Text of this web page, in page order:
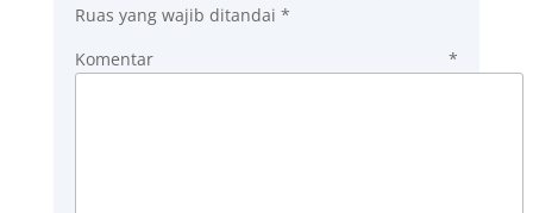
Ruas yang wajib ditandai *
Komentar*